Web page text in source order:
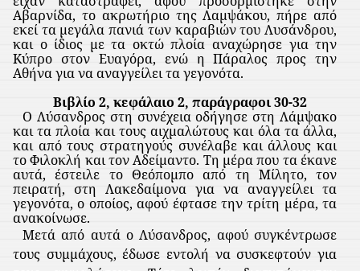
Αβαρνίδα, το ακρωτήριο της Λαμψάκου, πήρε από
εκεί τα μεγάλα πανιά των καραβιών του Λυσάνδρου,
και ο ίδιος με τα οκτώ πλοία αναχώρησε για την
Κύπρο στον Ευαγόρα, ενώ η Πάραλος προς την
Αθήνα για να αναγγείλει τα γεγονότα.
Βιβλίο 2, κεφάλαιο 2, παράγραφοι 30-32
Ο Λύσανδρος στη συνέχεια οδήγησε στη Λάμψακο
και τα πλοία και τους αιχμαλώτους και όλα τα άλλα,
και από τους στρατηγούς συνέλαβε και άλλους και
το Φιλοκλή και τον Αδείμαντο. Τη μέρα που τα έκανε
αυτά, έστειλε το Θεόπομπο από τη Μίλητο, τον
πειρατή, στη Λακεδαίμονα για να αναγγείλει τα
γεγονότα, ο οποίος, αφού έφτασε την τρίτη μέρα, τα
ανακοίνωσε.
Μετά από αυτά ο Λύσανδρος, αφού συγκέντρωσε
τους συμμάχους, έδωσε εντολή να συσκεφτούν για